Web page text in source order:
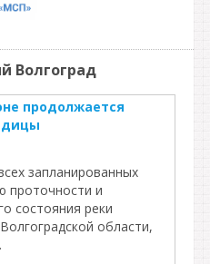
Волгоград
продолжается
запланированных
проточности и
состояния реки
области,